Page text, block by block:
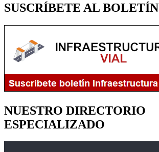
SUSCRÍBETE AL BOLETÍN
NUESTRO DIRECTORIO
ESPECIALIZADO